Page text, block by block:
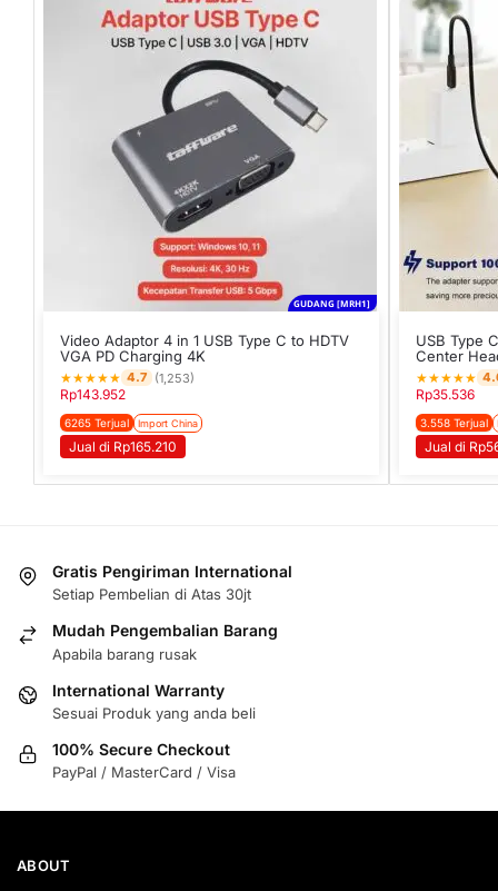
GUDANG [MRH1]
Video Adaptor 4 in 1 USB Type C to HDTV
VGA PD Charging 4K
★★★★★ 4.7 (1,253)
Rp143.952
6265 Terjual Import China
Jual di Rp165.210
USB Type
Center
★★★★★
Rp35.536
3.558 Terjual
Jual di
Gratis Pengiriman International
Setiap Pembelian di Atas 30jt
Mudah Pengembalian Barang
Apabila barang rusak
International Warranty
Sesuai Produk yang anda beli
100% Secure Checkout
PayPal / MasterCard / Visa
ABOUT